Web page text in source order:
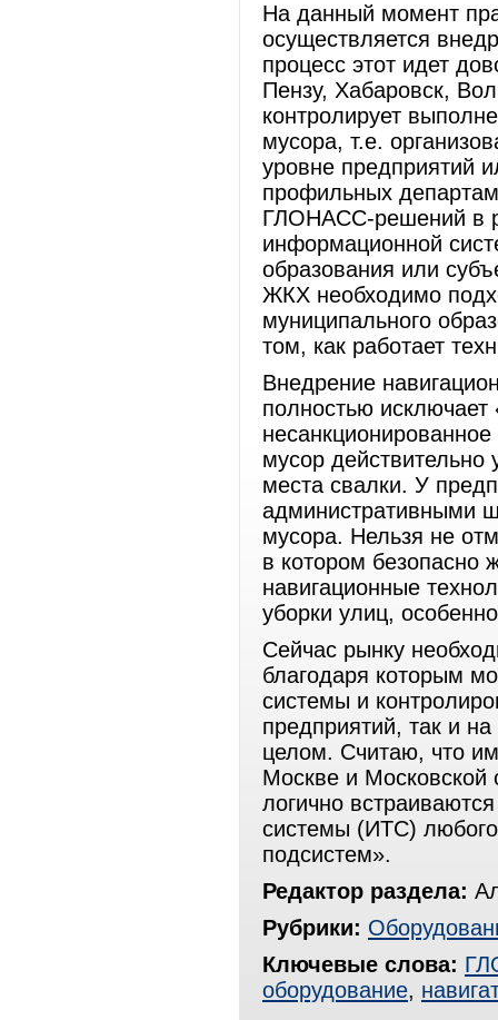
На данный момент
осуществляется
процесс этот идет
Пензу, Хабаровск,
контролирует
мусора, т.е.
уровне предприятий
профильных
ГЛОНАСС-решений в
информационной
образования или
ЖКХ необходимо
муниципального
том, как работает
Внедрение
полностью
мусор действительно
места свалки. У
административными
мусора. Нельзя не
в котором безопасно
навигационные
уборки улиц,
Сейчас рынку
благодаря которым
системы и
предприятий, так и
целом. Считаю, что
Москве и Московской
логично
системы (ИТС) любого
подсистем».
Редактор раздела:
Рубрики:
Ключевые слова:
оборудование,